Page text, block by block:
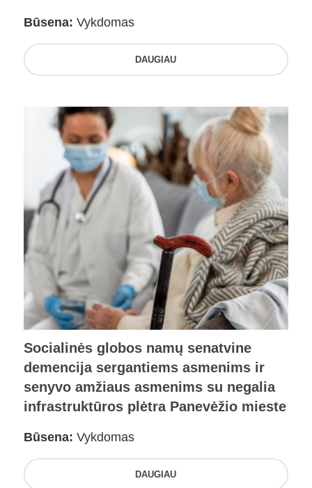
Būsena: Vykdomas
DAUGIAU
Socialinės globos namų senatvine
demencija sergantiems asmenims ir
senyvo amžiaus asmenims su negalia
infrastruktūros plėtra Panevėžio mieste
Būsena: Vykdomas
DAUGIAU